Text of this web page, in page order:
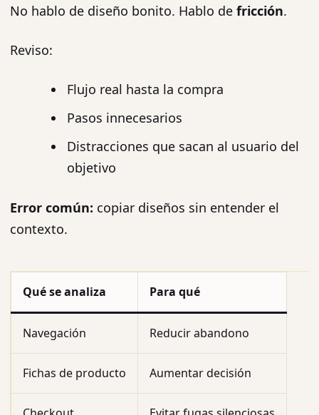
No hablo de diseño bonito. Hablo de fricción.
Reviso:
Flujo real hasta la compra
Pasos innecesarios
Distracciones que sacan al usuario del
objetivo
Error común: copiar diseños sin entender el
contexto.
Qué se analiza Para qué
Navegación Reducir abandono
Fichas de producto Aumentar decisión